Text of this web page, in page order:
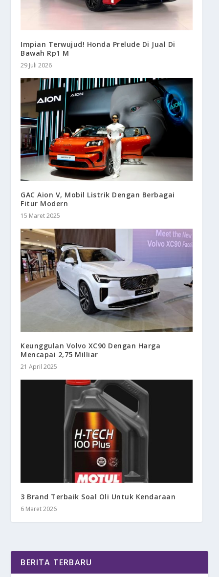
Impian Terwujud! Honda Prelude Di Jual Di
Bawah Rp1 M
29 Juli 2026
GAC Aion V, Mobil Listrik Dengan Berbagai
Fitur Modern
15 Maret 2025
Keunggulan Volvo XC90 Dengan Harga
Mencapai 2,75 Milliar
21 April 2025
3 Brand Terbaik Soal Oli Untuk Kendaraan
6 Maret 2026
BERITA TERBARU